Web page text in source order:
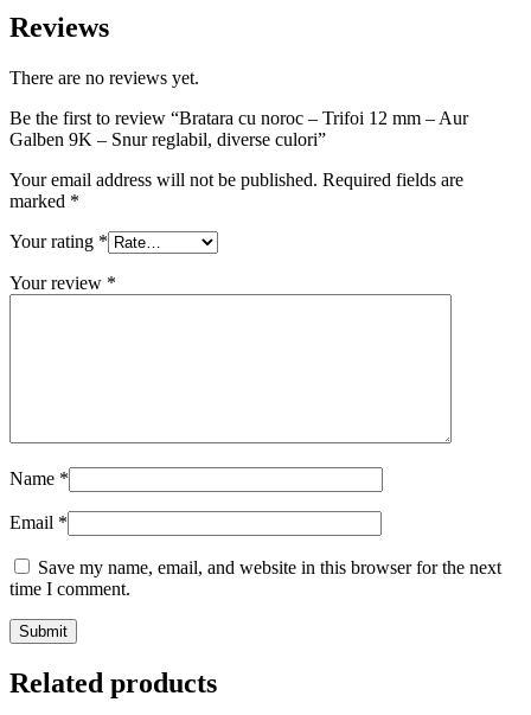
Reviews
There are no reviews yet.
Be the first to review “Bratara cu noroc – Trifoi 12 mm – Aur
Galben 9K – Snur reglabil, diverse culori”
Your email address will not be published. Required fields are
marked *
Your rating *
Your review *
Name *
Email *
Save my name, email, and website in this browser for the next
time I comment.
Related products